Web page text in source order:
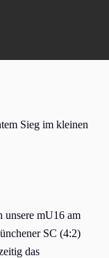
Sieg im kleinen
unsere mU16 am
SC (4:2)
das